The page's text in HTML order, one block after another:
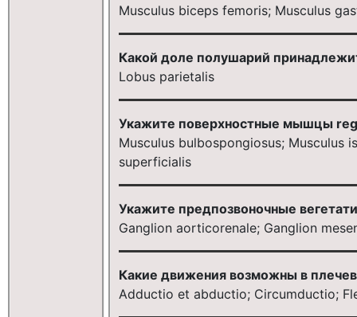
Мusculus biceps femoris; Мusculus
Какой доле полушарий
Lobus parietalis
Укажите поверхностные мышцы
Musculus bulbospongiosus; Musculus
superficialis
Укажите предпозвоночные
Ganglion aorticorenale; Ganglion
Какие движения возможны в
Adductio et abductio; Circumductio;